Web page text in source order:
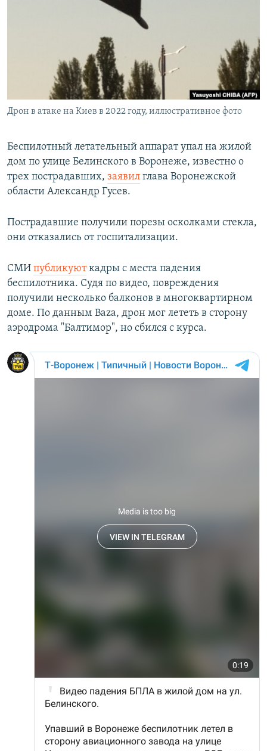
РАСПИСАНИЕ ВЕЩАНИЯ
ПОДПИШИТЕСЬ НА РАССЫЛКУ
СОЦИАЛЬНЫЕ СЕТИ
Все сайты РСЕ/РС
Дрон в атаке на Киев в 2022 году, иллюстративное фото
Беспилотный летательный аппарат упал на жилой
дом по улице Белинского в Воронеже, известно о
трех пострадавших, заявил глава Воронежской
области Александр Гусев.
Пострадавшие получили порезы осколками стекла,
они отказались от госпитализации.
СМИ публикуюткадры с места падения
беспилотника. Судя по видео, повреждения
получили несколько балконов в многоквартирном
доме. По данным Baza, дрон мог лететь в сторону
аэродрома "Балтимор", но сбился с курса.